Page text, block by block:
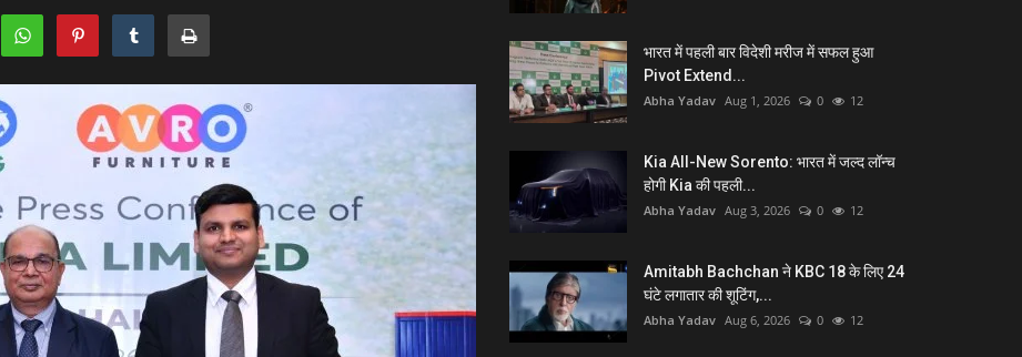
भारत में पहली बार विदेशी मरीज में सफल हुआ
Pivot Extend...
Abha Yadav Aug 1, 2026 0 12
Kia All-New Sorento: भारत में जल्द लॉन्च
होगी Kia की पहली...
Abha Yadav Aug 3, 2026 0 12
Amitabh Bachchan ने KBC 18 के लिए 24
घंटे लगातार की शूटिंग,...
Abha Yadav Aug 6, 2026 0 12